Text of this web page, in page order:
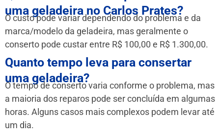
uma geladeira no Carlos Prates?
O custo pode variar dependendo do problema e da
marca/modelo da geladeira, mas geralmente o
conserto pode custar entre R$ 100,00 e R$ 1.300,00.
Quanto tempo leva para consertar
uma geladeira?
O tempo de conserto varia conforme o problema, mas
a maioria dos reparos pode ser concluída em algumas
horas. Alguns casos mais complexos podem levar até
um dia.